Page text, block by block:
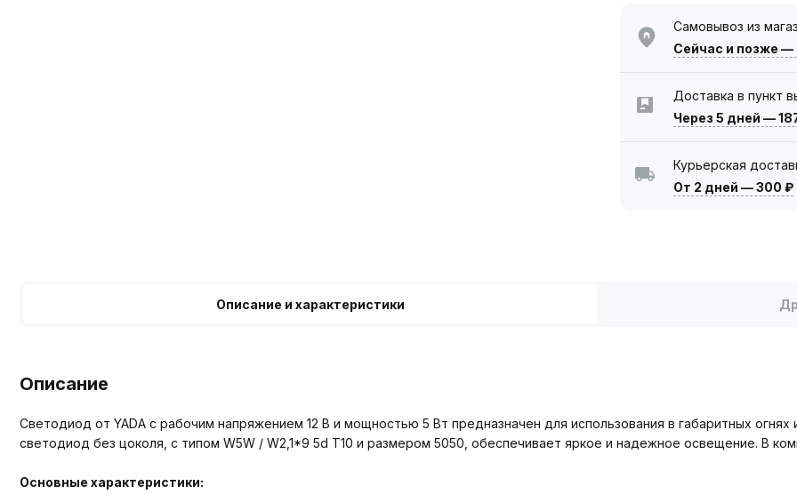
Самовывоз из
Сейчас и позже —
Доставка в пункт
Через 5 дней —
Курьерская
От 2 дней —300 ₽
Описание и характеристики
Описание
Светодиод от YADA с рабочим напряжением 12 В и мощностью 5 Вт предназначен для использования в габаритных
светодиод без цоколя, с типом W5W / W2,1*9 5d T10 и размером 5050, обеспечивает яркое и надежное освещение. В
Основные характеристики: